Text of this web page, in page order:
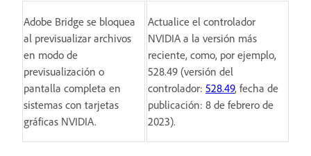
Adobe Bridge se bloquea
al previsualizar archivos
en modo de
previsualización o
pantalla completa en
sistemas con tarjetas
gráficas NVIDIA.
Actualice el controlador
NVIDIA a la versión más
reciente, como, por ejemplo,
528.49 (versión del
controlador: 528.49, fecha de
publicación: 8 de febrero de
2023).